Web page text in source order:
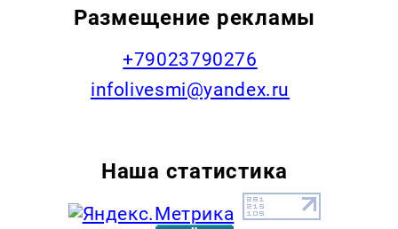
Размещение рекламы
+79023790276
infolivesmi@yandex.ru
Наша статистика